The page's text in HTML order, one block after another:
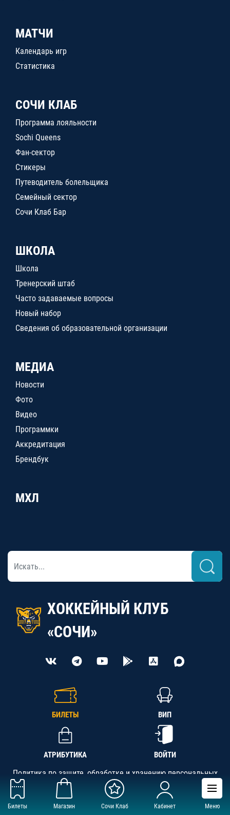
Билеты Магазин Сочи Клаб Кабинет Меню
МАТЧИ
Календарь игр
Статистика
СОЧИ КЛАБ
Программа лояльности
Sochi Queens
Фан-сектор
Стикеры
Путеводитель болельщика
Семейный сектор
Сочи Клаб Бар
ШКОЛА
Школа
Тренерский штаб
Часто задаваемые вопросы
Новый набор
Сведения об образовательной организации
МЕДИА
Новости
Фото
Видео
Программки
Аккредитация
Брендбук
МХЛ
ХОККЕЙНЫЙ КЛУБ
«СОЧИ»
БИЛЕТЫ ВИП
АТРИБУТИКА ВОЙТИ
Политика по защите, обработке и хранению персональных
данных
АНО «СК «Кубань-Регион», ОГРН 1142300002349,